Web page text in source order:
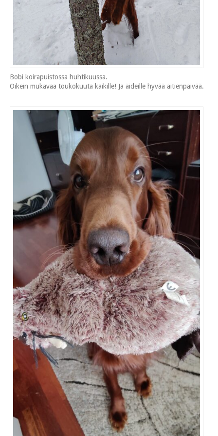
Bobi koirapuistossa huhtikuussa.
Oikein mukavaa toukokuuta kaikille! Ja äideille hyvää äitienpäivää.